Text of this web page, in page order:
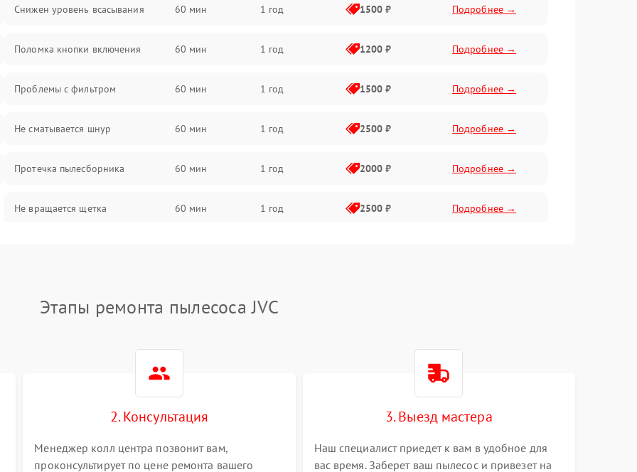
Снижен уровень всасывания 60 мин 1 год 1500 ₽ Подробнее →
Поломка кнопки включения 60 мин 1 год 1200 ₽ Подробнее →
Проблемы с фильтром 60 мин 1 год 1500 ₽ Подробнее →
Не сматывается шнур 60 мин 1 год 2500 ₽ Подробнее →
Протечка пылесборника 60 мин 1 год 2000 ₽ Подробнее →
Не вращается щетка 60 мин 1 год 2500 ₽ Подробнее →
Этапы ремонта пылесоса JVC
2. Консультация
Менеджер колл центра позвонит вам,
проконсультирует по цене ремонта вашего
3. Выезд мастера
Наш специалист приедет к вам в удобное для
вас время. Заберет ваш пылесос и привезет на